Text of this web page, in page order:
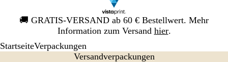
🚚 GRATIS-VERSAND ab 60 € Bestellwert. Mehr
Information zum Versand hier.
Galeriebild
1
StartseiteVerpackungen
Versandverpackungen